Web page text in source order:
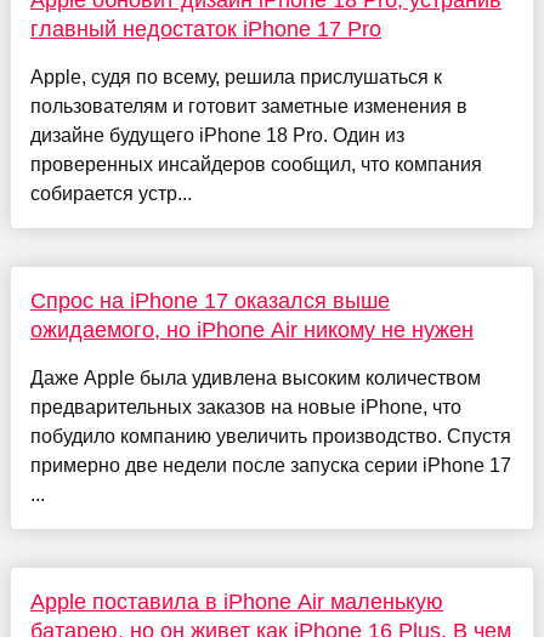
главный недостаток iPhone 17 Pro
Apple, судя по всему, решила прислушаться к
пользователям и готовит заметные изменения в
дизайне будущего iPhone 18 Pro. Один из
проверенных инсайдеров сообщил, что компания
собирается устр...
Спрос на iPhone 17 оказался выше
ожидаемого, но iPhone Air никому не нужен
Даже Apple была удивлена высоким количеством
предварительных заказов на новые iPhone, что
побудило компанию увеличить производство. Спустя
примерно две недели после запуска серии iPhone 17
...
Apple поставила в iPhone Air маленькую
батарею, но он живет как iPhone 16 Plus. В чем